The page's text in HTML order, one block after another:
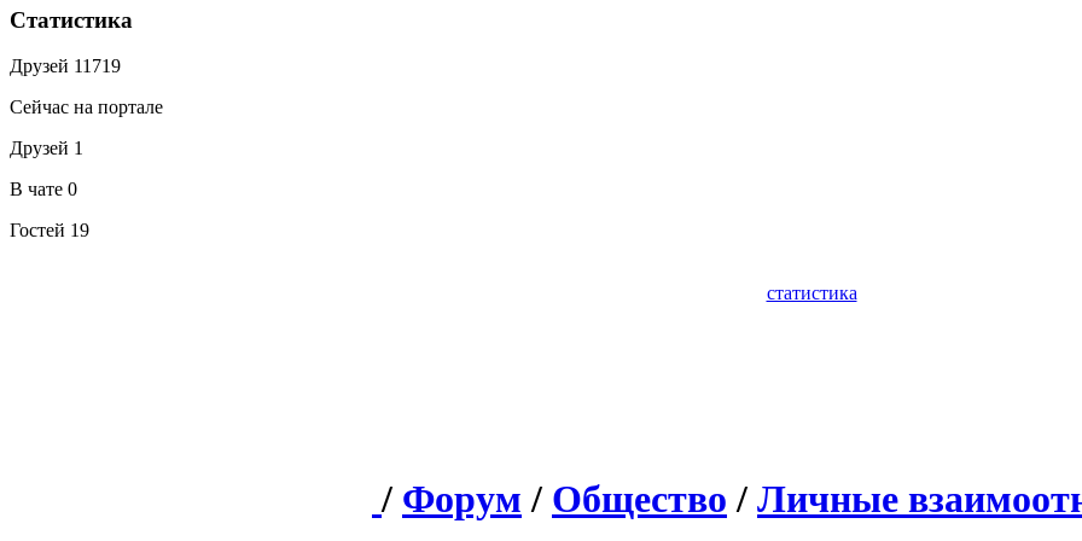
Статистика
Друзей 11719
Сейчас на портале
Друзей 1
В чате 0
Гостей 19
статистика
/ Форум / Общество / Личные